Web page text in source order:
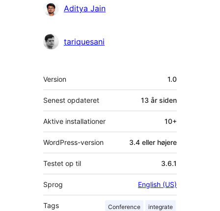
Bidragsydere
Aditya Jain
tariquesani
Meta
Version 1.0
Senest opdateret 13 år siden
Aktive installationer 10+
WordPress-version 3.4 eller højere
Testet op til 3.6.1
Sprog English (US)
Tags Conference integrate